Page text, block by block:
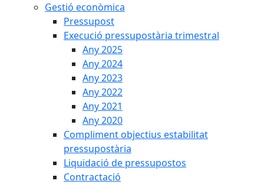
Gestió econòmica
Pressupost
Execució pressupostària trimestral
Any 2025
Any 2024
Any 2023
Any 2022
Any 2021
Any 2020
Compliment objectius estabilitat
pressupostària
Liquidació de pressupostos
Contractació